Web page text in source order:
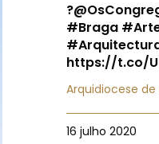
#Braga
https://t.co/
Arquidiocese de
16 julho 2020